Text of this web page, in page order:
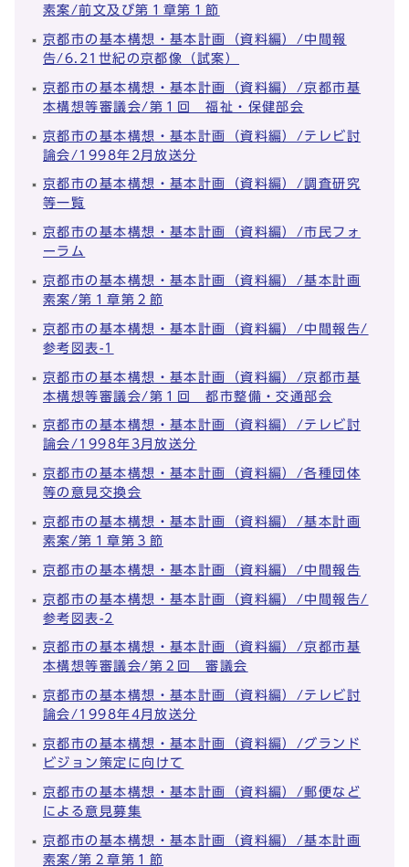
素案/前文及び第１章第１節
京都市の基本構想・基本計画（資料編）/中間報
告/6.21世紀の京都像（試案）
京都市の基本構想・基本計画（資料編）/京都市基
本構想等審議会/第１回 福祉・保健部会
京都市の基本構想・基本計画（資料編）/テレビ討
論会/1998年2月放送分
京都市の基本構想・基本計画（資料編）/調査研究
等一覧
京都市の基本構想・基本計画（資料編）/市民フォ
ーラム
京都市の基本構想・基本計画（資料編）/基本計画
素案/第１章第２節
京都市の基本構想・基本計画（資料編）/中間報告/
参考図表-1
京都市の基本構想・基本計画（資料編）/京都市基
本構想等審議会/第１回 都市整備・交通部会
京都市の基本構想・基本計画（資料編）/テレビ討
論会/1998年3月放送分
京都市の基本構想・基本計画（資料編）/各種団体
等の意見交換会
京都市の基本構想・基本計画（資料編）/基本計画
素案/第１章第３節
京都市の基本構想・基本計画（資料編）/中間報告
京都市の基本構想・基本計画（資料編）/中間報告/
参考図表-2
京都市の基本構想・基本計画（資料編）/京都市基
本構想等審議会/第２回 審議会
京都市の基本構想・基本計画（資料編）/テレビ討
論会/1998年4月放送分
京都市の基本構想・基本計画（資料編）/グランド
ビジョン策定に向けて
京都市の基本構想・基本計画（資料編）/郵便など
による意見募集
京都市の基本構想・基本計画（資料編）/基本計画
素案/第２章第１節